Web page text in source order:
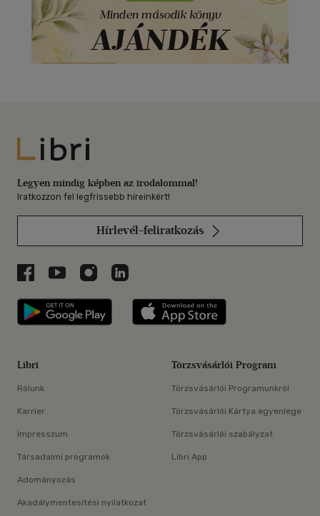
Libri
Legyen mindig képben az irodalommal!
Iratkozzon fel legfrissebb híreinkért!
Hírlevél-feliratkozás
Libri a Facebookon
Libri a Youtube-on
Libri az Instagramon
Libri a LinkedInen
Libri applikáció Szerezd meg: Google
Libri
Rólunk
Karrier
Impresszum
Társadalmi programok
Adományozás
Akadálymentesítési nyilatkozat
Törzsvásárlói Program
Törzsvásárlói Programunkról
Törzsvásárlói Kártya egyenlege
Törzsvásárlói szabályzat
Libri App